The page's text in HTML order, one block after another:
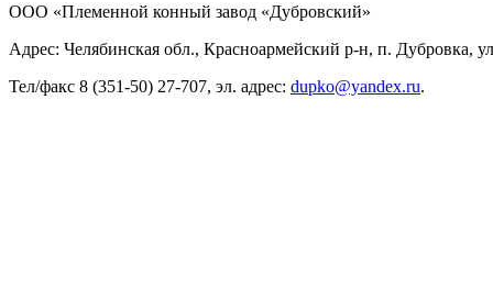
ООО «Племенной конный завод «Дубровский»
Адрес: Челябинская обл., Красноармейский р-н, п. Дубровка,
Тел/факс 8 (351-50) 27-707, эл. адрес: dupko@yandex.ru.